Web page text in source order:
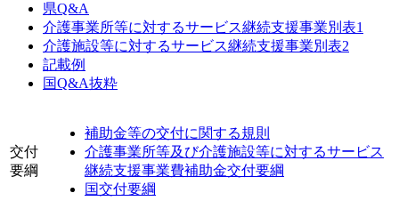
県Q&A
介護事業所等に対するサービス継続支援事業別表1
介護施設等に対するサービス継続支援事業別表2
記載例
国Q&A抜粋
交付
要綱
補助金等の交付に関する規則
介護事業所等及び介護施設等に対するサービス
継続支援事業費補助金交付要綱
国交付要綱